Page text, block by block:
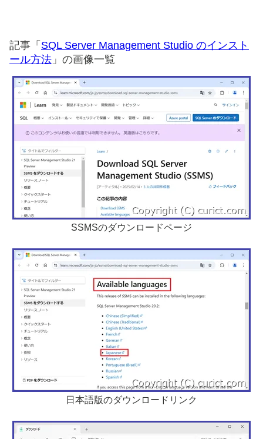
記事「 SQL Server Management Studio のインスト
ール方法 」の画像一覧
SSMSのダウンロードページ
日本語版のダウンロードリンク